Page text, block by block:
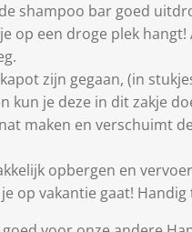
shampoo bar goed
op een droge plek hangt!
zijn gegaan, (in
kun je deze in dit zakje
maken en verschuimt
opbergen en
op vakantie gaat! Handig